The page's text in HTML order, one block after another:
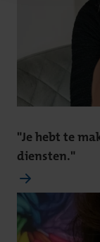
"Je hebt te
diensten."